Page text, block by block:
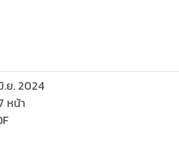
กิ้ลมัมเหมือนพี่ยอมเป็นโสดดีกว่า"
มสุขดี เธออยู่คนเดียวแก่ตัวไปใคร
ศิเลยพี่มล ถ้าแตะเลขสี่เมื่อไหร่ยัง
.ย. 2024
หน้า